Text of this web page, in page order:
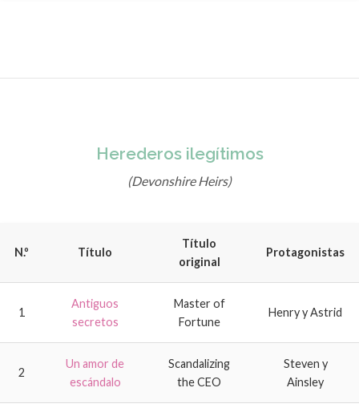
Herederos ilegítimos
(Devonshire Heirs)
N.º Título
Título
original
Protagonistas
1
Antiguos
secretos
Master of
Fortune
Henry y Astrid
2
Un amor de
escándalo
Scandalizing
the CEO
Steven y
Ainsley